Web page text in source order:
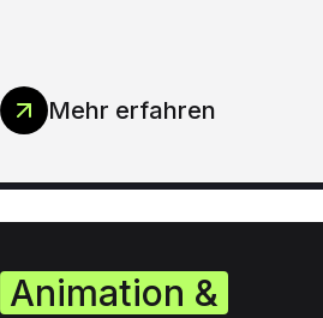
Mehr erfahren
Animation &